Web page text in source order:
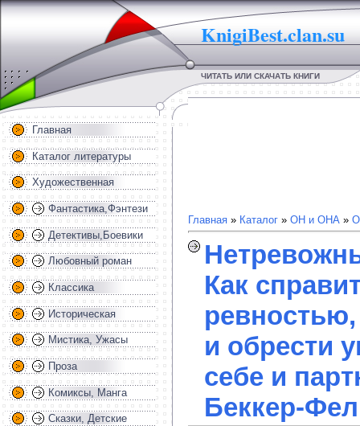
KnigiBest.clan.su
ЧИТАТЬ ИЛИ СКАЧАТЬ КНИГИ
Главная
Каталог литературы
Художественная
Фантастика,Фэнтези
Детективы,Боевики
Любовный роман
Классика
Историческая
Мистика, Ужасы
Проза
Комиксы, Манга
Сказки, Детские
Главная » Каталог » ОН и ОНА »
Как
и обрести
себе и
Беккер-